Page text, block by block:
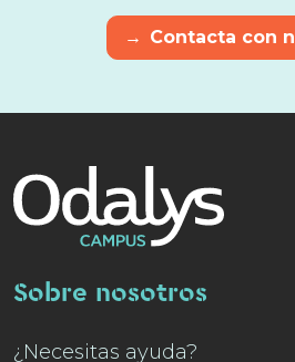
→ Contacta con
Sobre nosotros
¿Necesitas ayuda?